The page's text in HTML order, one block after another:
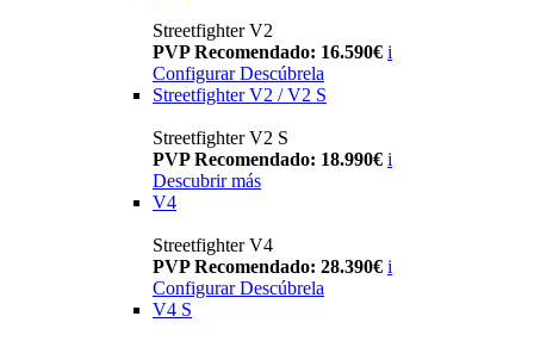
Streetfighter V2
PVP Recomendado: 16.590€ i
Configurar Descúbrela
Streetfighter V2 / V2 S
Streetfighter V2 S
PVP Recomendado: 18.990€ i
Descubrir más
V4
Streetfighter V4
PVP Recomendado: 28.390€ i
Configurar Descúbrela
V4 S